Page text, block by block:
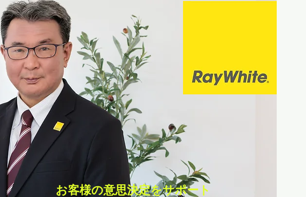
お客様の意思決定をサポート